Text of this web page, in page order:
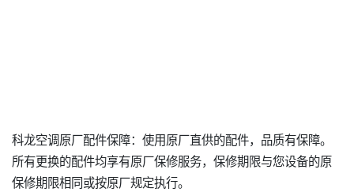
科龙空调原厂配件保障：使用原厂直供的配件，品质有保障。
所有更换的配件均享有原厂保修服务，保修期限与您设备的原
保修期限相同或按原厂规定执行。